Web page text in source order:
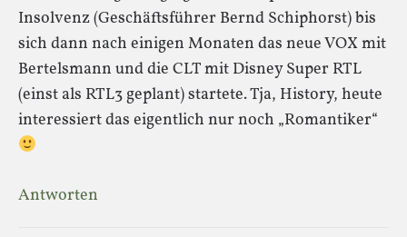
Insolvenz (Geschäftsführer Bernd Schiphorst) bis
sich dann nach einigen Monaten das neue VOX mit
Bertelsmann und die CLT mit Disney Super RTL
(einst als RTL3 geplant) startete. Tja, History, heute
interessiert das eigentlich nur noch „Romantiker“
Antworten